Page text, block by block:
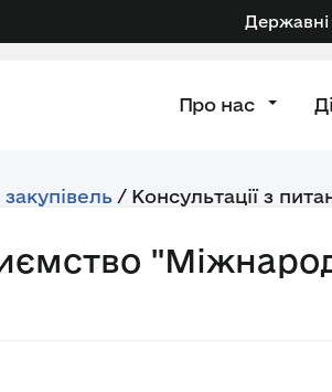
Державні
Про нас
/ Консультації з